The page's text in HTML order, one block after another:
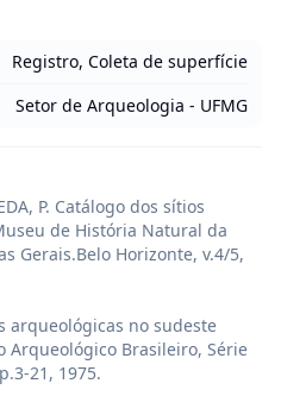
Registro, Coleta de superfície
Setor de Arqueologia - UFMG
P. Catálogo dos sítios
de História Natural da
Gerais.Belo Horizonte, v.4/5,
arqueológicas no sudeste
Brasileiro, Série
21, 1975.